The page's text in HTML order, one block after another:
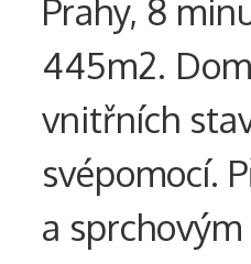
Prahy, 8
445m2.
vnitřních
svépomocí.
a